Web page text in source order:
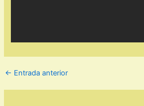
← Entrada anterior